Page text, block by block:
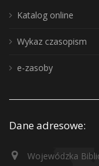
Katalog online
Wykaz czasopism
e-zasoby
Dane adresowe:
Wojewódzka